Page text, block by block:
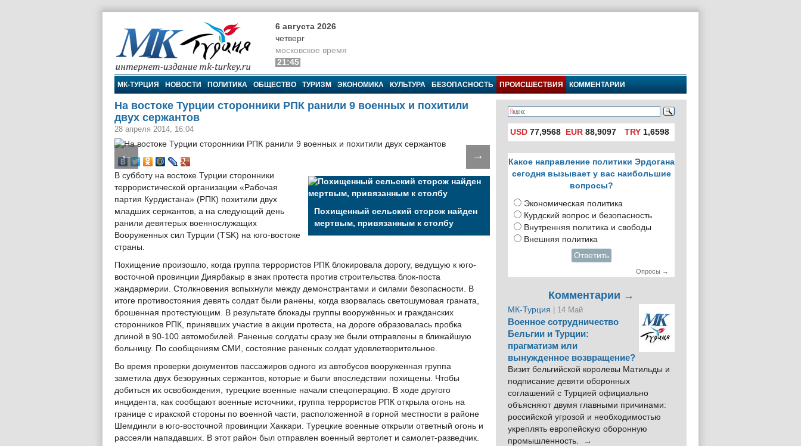
МК-Турция
6 августа 2026
четверг
московское время
21:45
МК-ТУРЦИЯ НОВОСТИ ПОЛИТИКА ОБЩЕСТВО ТУРИЗМ ЭКОНОМИКА КУЛЬТУРА БЕЗОПАСНОСТЬ ПРОИСШЕСТВИЯ КОММЕНТАРИИ
На востоке Турции сторонники РПК ранили 9 военных и похитили
двух сержантов
28 апреля 2014, 16:04
← →
Похищенный сельский сторож найден
мертвым, привязанным к столбу
В субботу на востоке Турции сторонники
террористической организации «Рабочая
партия Курдистана» (РПК) похитили двух
младших сержантов, а на следующий день
ранили девятерых военнослужащих
Вооруженных сил Турции (TSK) на юго-востоке
страны.
Похищение произошло, когда группа террористов РПК блокировала дорогу, ведущую к юго-
восточной провинции Диярбакыр в знак протеста против строительства блок-поста
жандармерии. Столкновения вспыхнули между демонстрантами и силами безопасности. В
итоге противостояния девять солдат были ранены, когда взорвалась светошумовая граната,
брошенная протестующим. В результате блокады группы вооружённых и гражданских
сторонников РПК, принявших участие в акции протеста, на дороге образовалась пробка
длиной в 90-100 автомобилей. Раненые солдаты сразу же были отправлены в ближайшую
больницу. По сообщениям СМИ, состояние раненых солдат удовлетворительное.
Во время проверки документов пассажиров одного из автобусов вооруженная группа
заметила двух безоружных сержантов, которые и были впоследствии похищены. Чтобы
добиться их освобождения, турецкие военные начали спецоперацию. В ходе другого
инцидента, как сообщают военные источники, группа террористов РПК открыла огонь на
границе с иракской стороны по военной части, расположенной в горной местности в районе
Шемдинли в юго-восточной провинции Хаккари. Турецкие военные открыли ответный огонь и
рассеяли нападавших. В этот район был отправлен военный вертолет и самолет-разведчик.
USD 77,9568 EUR 88,9097 TRY1,6598
Какое направление политики Эрдогана
сегодня вызывает у вас наибольшие
вопросы?
Экономическая политика
Курдский вопрос и безопасность
Внутренняя политика и свободы
Внешняя политика
Ответить
Опросы →
Комментарии →
МК-Турция | 14 Май
Военное сотрудничество
Бельгии и Турции:
прагматизм или
вынужденное возвращение?
Визит бельгийской королевы Матильды и
подписание девяти оборонных
соглашений с Турцией официально
объясняют двумя главными причинами:
российской угрозой и необходимостью
укреплять европейскую оборонную
промышленность. →